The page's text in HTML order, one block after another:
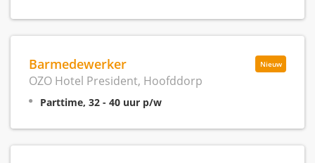
Nieuw
Barmedewerker
OZO Hotel President, Hoofddorp
Parttime, 32 - 40 uur p/w